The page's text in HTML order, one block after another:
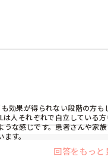
効果が得られない段階の方
人それぞれで自立してい
な感じです。患者さんや家
す。
回答をもっと